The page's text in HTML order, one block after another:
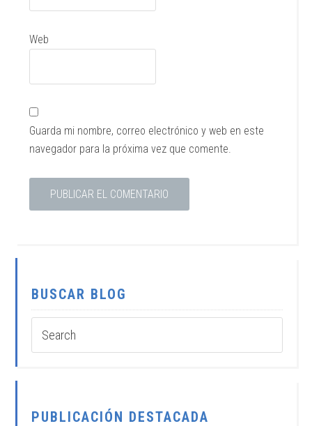
Web
Guarda mi nombre, correo electrónico y web en este
navegador para la próxima vez que comente.
BUSCAR BLOG
PUBLICACIÓN DESTACADA